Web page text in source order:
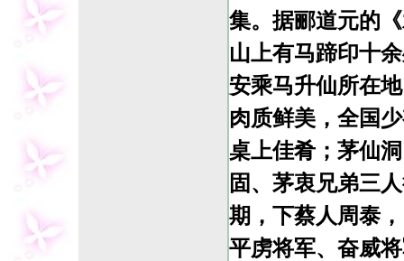
集。据郦道元的
山上有马蹄印十
安乘马升仙所在
肉质鲜美，全国
桌上佳肴；茅仙
固、茅衷兄弟三
期，下蔡人周泰
平虏将军、奋威